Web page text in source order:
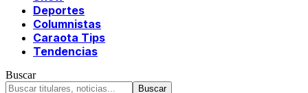
Deportes
Columnistas
Caraota Tips
Tendencias
Buscar